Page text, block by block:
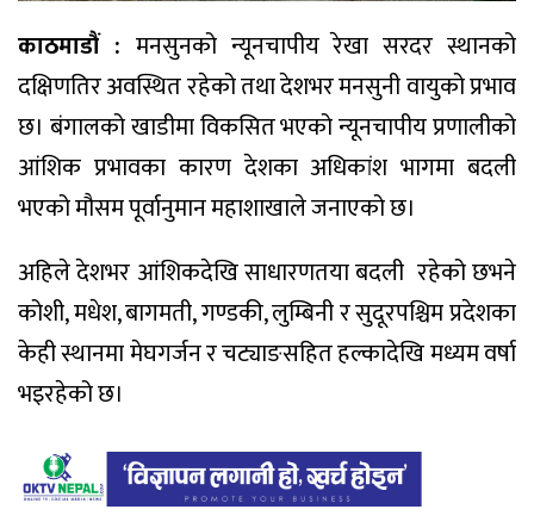
काठमाडौं : मनसुनको न्यूनचापीय रेखा सरदर स्थानको
दक्षिणतिर अवस्थित रहेको तथा देशभर मनसुनी वायुको प्रभाव
छ। बंगालको खाडीमा विकसित भएको न्यूनचापीय प्रणालीको
आंशिक प्रभावका कारण देशका अधिकांश भागमा बदली
भएको मौसम पूर्वानुमान महाशाखाले जनाएको छ।
अहिले देशभर आंशिकदेखि साधारणतया बदली रहेको छभने
कोशी, मधेश, बागमती, गण्डकी, लुम्बिनी र सुदूरपश्चिम प्रदेशका
केही स्थानमा मेघगर्जन र चट्याङसहित हल्कादेखि मध्यम वर्षा
भइरहेको छ।